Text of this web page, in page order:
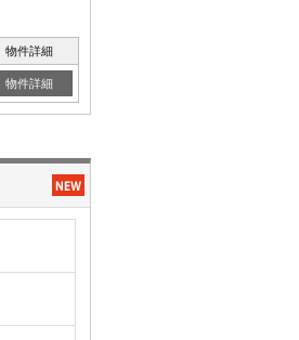
物件詳細
物件詳細